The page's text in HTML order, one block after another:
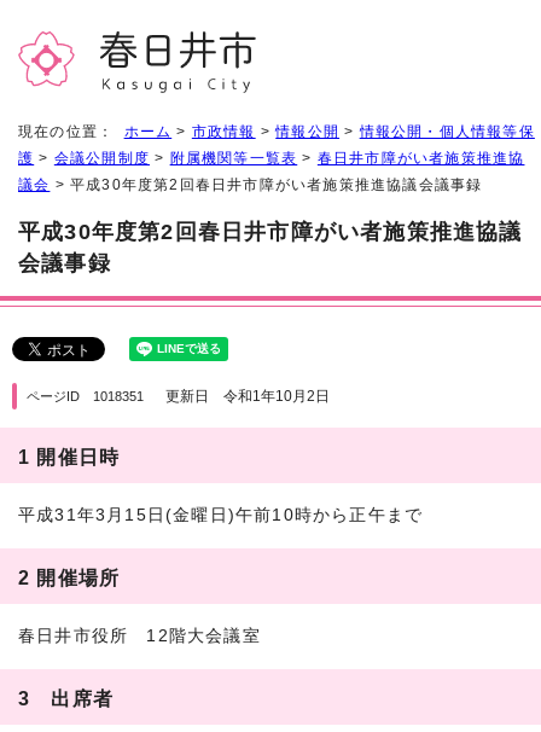
現在の位置： ホーム > 市政情報 >情報公開 >情報公開・個人情報等保
護 > 会議公開制度 > 附属機関等一覧表 > 春日井市障がい者施策推進協
議会 > 平成30年度第2回春日井市障がい者施策推進協議会議事録
平成30年度第2回春日井市障がい者施策推進協議
会議事録
ページID 1018351 更新日 令和1年10月2日
1 開催日時
平成31年3月15日(金曜日)午前10時から正午まで
2 開催場所
春日井市役所 12階大会議室
3 出席者